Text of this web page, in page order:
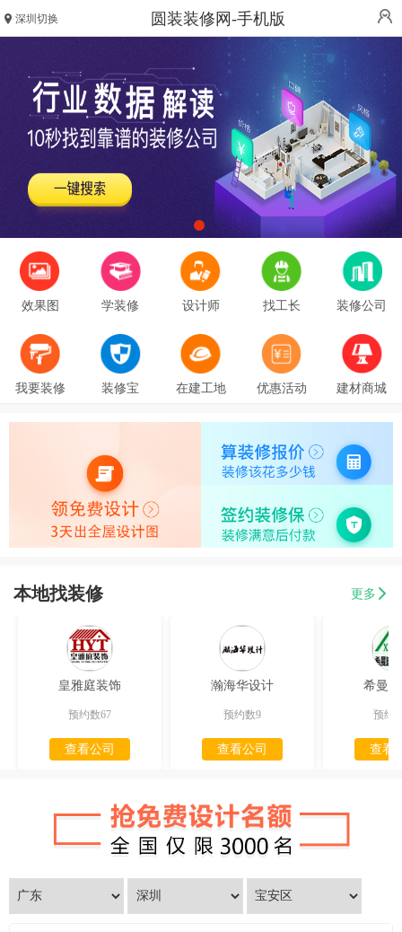
深圳切换 圆装装修网-手机版
效果图 学装修 设计师 找工长 装修公司
我要装修 装修宝 在建工地 优惠活动 建材商城
本地找装修 更多
皇雅庭装饰
预约数67
查看公司
瀚海华设计
预约数9
查看公司
希曼
预约
查看